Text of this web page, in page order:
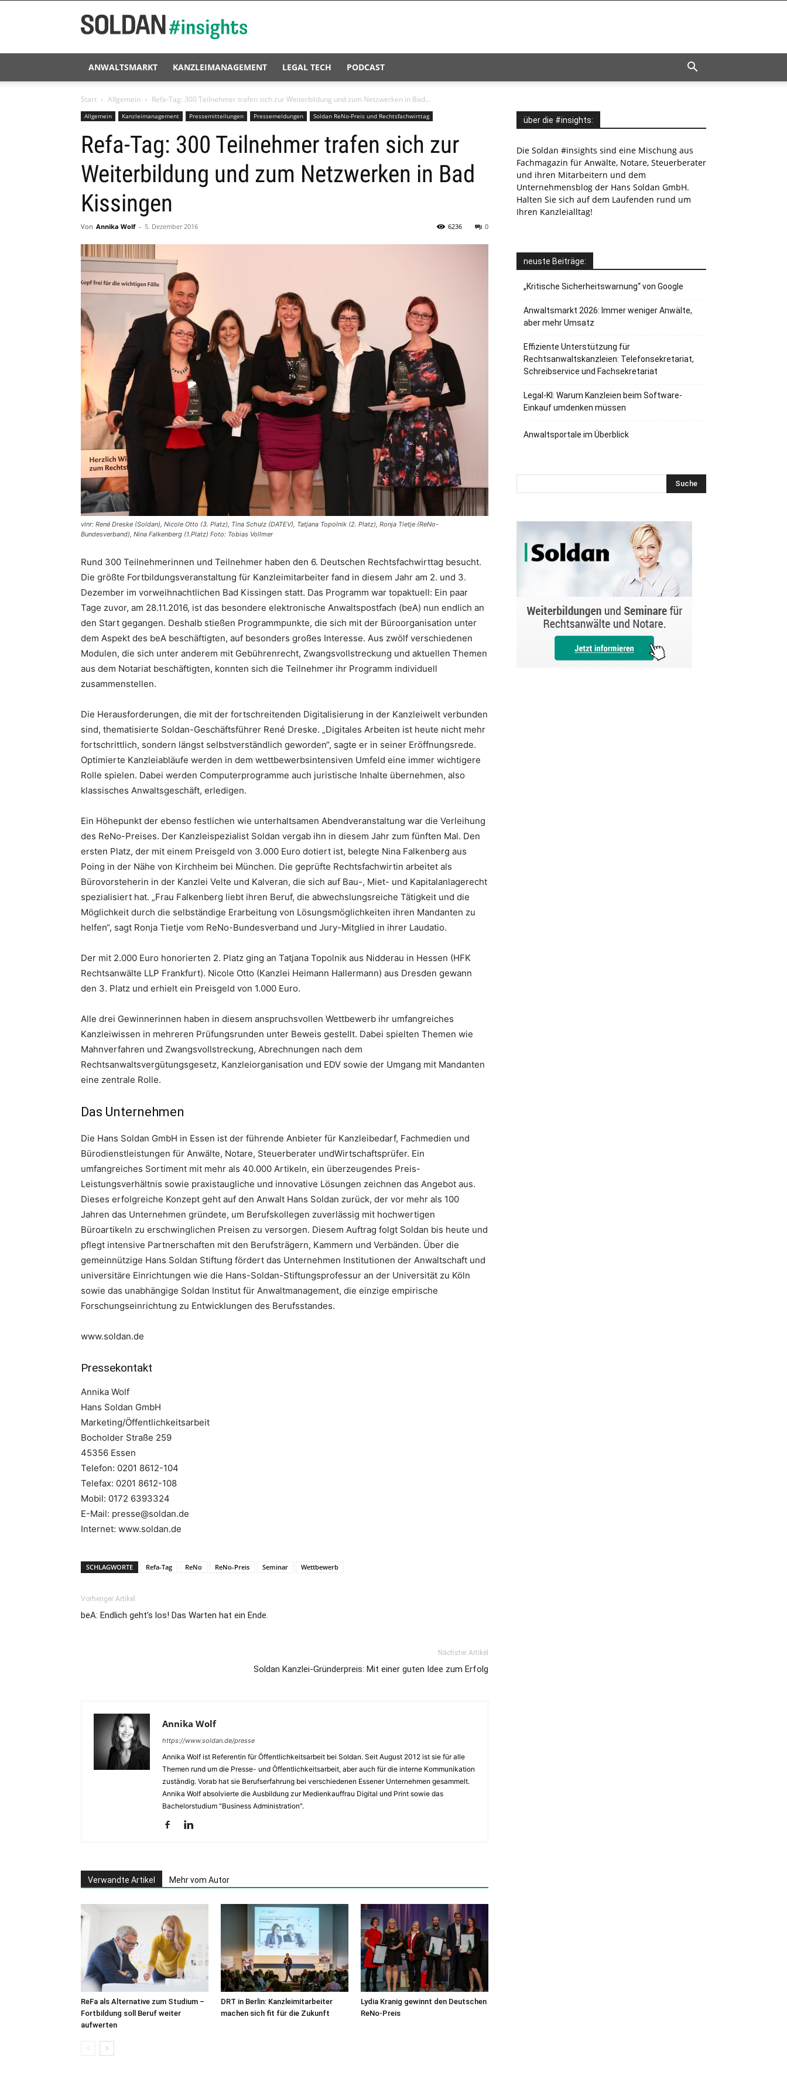
#insights
ANWALTSMARKT KANZLEIMANAGEMENT LEGAL TECH PODCAST
Start Allgemein Refa-Tag: 300 Teilnehmer trafen sich zur Weiterbildung und zum Netzwerken in Bad...
Allgemein Kanzleimanagement Pressemitteilungen Pressemeldungen Soldan ReNo-Preis und Rechtsfachwirttag
Refa-Tag: 300 Teilnehmer trafen sich zur
Weiterbildung und zum Netzwerken in Bad
Kissingen
Von Annika Wolf - 5. Dezember 2016 0
6236
vlnr: René Dreske (Soldan), Nicole Otto (3. Platz), Tina Schulz (DATEV), Tatjana Topolnik (2. Platz), Ronja Tietje (ReNo-
Bundesverband), Nina Falkenberg (1.Platz) Foto: Tobias Vollmer
Rund 300 Teilnehmerinnen und Teilnehmer haben den 6. Deutschen Rechtsfachwirttag besucht.
Die größte Fortbildungsveranstaltung für Kanzleimitarbeiter fand in diesem Jahr am 2. und 3.
Dezember im vorweihnachtlichen Bad Kissingen statt. Das Programm war topaktuell: Ein paar
Tage zuvor, am 28.11.2016, ist das besondere elektronische Anwaltspostfach (beA) nun endlich an
den Start gegangen. Deshalb stießen Programmpunkte, die sich mit der Büroorganisation unter
dem Aspekt des beA beschäftigten, auf besonders großes Interesse. Aus zwölf verschiedenen
Modulen, die sich unter anderem mit Gebührenrecht, Zwangsvollstreckung und aktuellen Themen
aus dem Notariat beschäftigten, konnten sich die Teilnehmer ihr Programm individuell
zusammenstellen.
Die Herausforderungen, die mit der fortschreitenden Digitalisierung in der Kanzleiwelt verbunden
sind, thematisierte Soldan-Geschäftsführer René Dreske. „Digitales Arbeiten ist heute nicht mehr
fortschrittlich, sondern längst selbstverständlich geworden“, sagte er in seiner Eröffnungsrede.
Optimierte Kanzleiabläufe werden in dem wettbewerbsintensiven Umfeld eine immer wichtigere
Rolle spielen. Dabei werden Computerprogramme auch juristische Inhalte übernehmen, also
klassisches Anwaltsgeschäft, erledigen.
Ein Höhepunkt der ebenso festlichen wie unterhaltsamen Abendveranstaltung war die Verleihung
des ReNo-Preises. Der Kanzleispezialist Soldan vergab ihn in diesem Jahr zum fünften Mal. Den
ersten Platz, der mit einem Preisgeld von 3.000 Euro dotiert ist, belegte Nina Falkenberg aus
Poing in der Nähe von Kirchheim bei München. Die geprüfte Rechtsfachwirtin arbeitet als
Bürovorsteherin in der Kanzlei Velte und Kalveran, die sich auf Bau-, Miet- und Kapitalanlagerecht
spezialisiert hat. „Frau Falkenberg liebt ihren Beruf, die abwechslungsreiche Tätigkeit und die
Möglichkeit durch die selbständige Erarbeitung von Lösungsmöglichkeiten ihren Mandanten zu
helfen“, sagt Ronja Tietje vom ReNo-Bundesverband und Jury-Mitglied in ihrer Laudatio.
Der mit 2.000 Euro honorierten 2. Platz ging an Tatjana Topolnik aus Nidderau in Hessen (HFK
Rechtsanwälte LLP Frankfurt). Nicole Otto (Kanzlei Heimann Hallermann) aus Dresden gewann
den 3. Platz und erhielt ein Preisgeld von 1.000 Euro.
Alle drei Gewinnerinnen haben in diesem anspruchsvollen Wettbewerb ihr umfangreiches
Kanzleiwissen in mehreren Prüfungsrunden unter Beweis gestellt. Dabei spielten Themen wie
Mahnverfahren und Zwangsvollstreckung, Abrechnungen nach dem
Rechtsanwaltsvergütungsgesetz, Kanzleiorganisation und EDV sowie der Umgang mit Mandanten
eine zentrale Rolle.
Das Unternehmen
Die Hans Soldan GmbH in Essen ist der führende Anbieter für Kanzleibedarf, Fachmedien und
Bürodienstleistungen für Anwälte, Notare, Steuerberater undWirtschaftsprüfer. Ein
umfangreiches Sortiment mit mehr als 40.000 Artikeln, ein überzeugendes Preis-
Leistungsverhältnis sowie praxistaugliche und innovative Lösungen zeichnen das Angebot aus.
Dieses erfolgreiche Konzept geht auf den Anwalt Hans Soldan zurück, der vor mehr als 100
Jahren das Unternehmen gründete, um Berufskollegen zuverlässig mit hochwertigen
Büroartikeln zu erschwinglichen Preisen zu versorgen. Diesem Auftrag folgt Soldan bis heute und
pflegt intensive Partnerschaften mit den Berufsträgern, Kammern und Verbänden. Über die
gemeinnützige Hans Soldan Stiftung fördert das Unternehmen Institutionen der Anwaltschaft und
universitäre Einrichtungen wie die Hans-Soldan-Stiftungsprofessur an der Universität zu Köln
sowie das unabhängige Soldan Institut für Anwaltmanagement, die einzige empirische
Forschungseinrichtung zu Entwicklungen des Berufsstandes.
www.soldan.de
Pressekontakt
Annika Wolf
Hans Soldan GmbH
Marketing/Öffentlichkeitsarbeit
Bocholder Straße 259
45356 Essen
Telefon: 0201 8612-104
Telefax: 0201 8612-108
Mobil: 0172 6393324
E-Mail: presse@soldan.de
Internet: www.soldan.de
SCHLAGWORTE Refa-Tag ReNo ReNo-Preis Seminar Wettbewerb
Vorheriger Artikel
beA: Endlich geht’s los! Das Warten hat ein Ende.
Nächster Artikel
Soldan Kanzlei-Gründerpreis: Mit einer guten Idee zum Erfolg
Annika Wolf
https://www.soldan.de/presse
Annika Wolf ist Referentin für Öffentlichkeitsarbeit bei Soldan. Seit August 2012 ist sie für alle
Themen rund um die Presse- und Öffentlichkeitsarbeit, aber auch für die interne Kommunikation
zuständig. Vorab hat sie Berufserfahrung bei verschiedenen Essener Unternehmen gesammelt.
Annika Wolf absolvierte die Ausbildung zur Medienkauffrau Digital und Print sowie das
Bachelorstudium "Business Administration".
Verwandte Artikel Mehr vom Autor
ReFa als Alternative zum Studium –
Fortbildung soll Beruf weiter
aufwerten
DRT in Berlin: Kanzleimitarbeiter
machen sich fit für die Zukunft
Lydia Kranig gewinnt den Deutschen
ReNo-Preis
über die #insights:
Die Soldan #insights sind eine Mischung aus
Fachmagazin für Anwälte, Notare, Steuerberater
und ihren Mitarbeitern und dem
Unternehmensblog der Hans Soldan GmbH.
Halten Sie sich auf dem Laufenden rund um
Ihren Kanzleialltag!
neuste Beiträge:
„Kritische Sicherheitswarnung“ von Google
Anwaltsmarkt 2026: Immer weniger Anwälte,
aber mehr Umsatz
Effiziente Unterstützung für
Rechtsanwaltskanzleien: Telefonsekretariat,
Schreibservice und Fachsekretariat
Legal-KI: Warum Kanzleien beim Software-
Einkauf umdenken müssen
Anwaltsportale im Überblick